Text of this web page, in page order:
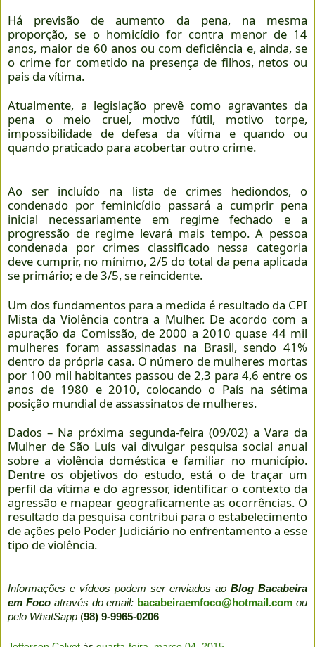
Há previsão de aumento da pena, na mesma
proporção, se o homicídio for contra menor de 14
anos, maior de 60 anos ou com deficiência e, ainda, se
o crime for cometido na presença de filhos, netos ou
pais da vítima.
Atualmente, a legislação prevê como agravantes da
pena o meio cruel, motivo fútil, motivo torpe,
impossibilidade de defesa da vítima e quando ou
quando praticado para acobertar outro crime.
Ao ser incluído na lista de crimes hediondos, o
condenado por feminicídio passará a cumprir pena
inicial necessariamente em regime fechado e a
progressão de regime levará mais tempo. A pessoa
condenada por crimes classificado nessa categoria
deve cumprir, no mínimo, 2/5 do total da pena aplicada
se primário; e de 3/5, se reincidente.
Um dos fundamentos para a medida é resultado da CPI
Mista da Violência contra a Mulher. De acordo com a
apuração da Comissão, de 2000 a 2010 quase 44 mil
mulheres foram assassinadas na Brasil, sendo 41%
dentro da própria casa. O número de mulheres mortas
por 100 mil habitantes passou de 2,3 para 4,6 entre os
anos de 1980 e 2010, colocando o País na sétima
posição mundial de assassinatos de mulheres.
Dados – Na próxima segunda-feira (09/02) a Vara da
Mulher de São Luís vai divulgar pesquisa social anual
sobre a violência doméstica e familiar no município.
Dentre os objetivos do estudo, está o de traçar um
perfil da vítima e do agressor, identificar o contexto da
agressão e mapear geograficamente as ocorrências. O
resultado da pesquisa contribui para o estabelecimento
de ações pelo Poder Judiciário no enfrentamento a esse
tipo de violência.
Informações e vídeos podem ser enviados ao Blog Bacabeira
em Focoatravés do email: bacabeiraemfoco@hotmail.com ou
pelo WhatSapp (98) 9-9965-0206